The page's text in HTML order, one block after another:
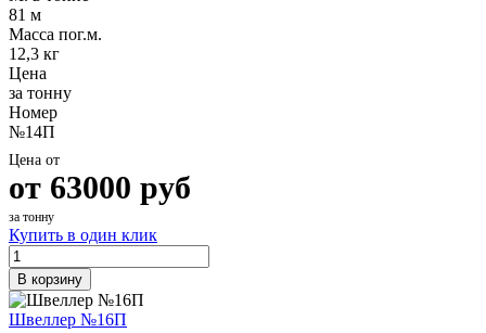
81 м
Масса пог.м.
12,3 кг
Цена
за тонну
Номер
№14П
Цена от
от 63000 руб
за тонну
Купить в один клик
В корзину
Швеллер №16П